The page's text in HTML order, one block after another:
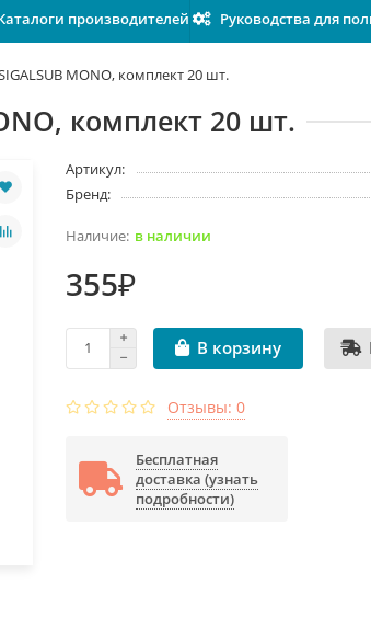
производителей Руководства для
MONO, комплект 20 шт.
комплект 20 шт.
Артикул:
Бренд:
в наличии
355₽
В корзину
Отзывы: 0
Бесплатная
доставка (узнать
подробности)